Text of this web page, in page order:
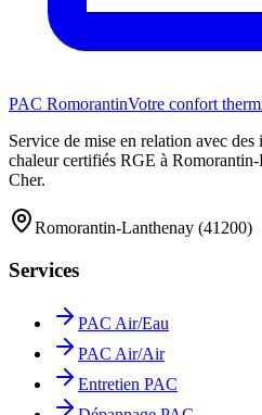
PAC RomorantinVotre confort
Service de mise en relation avec des
chaleur certifiés RGE à
Cher.
Romorantin-Lanthenay (41200)
Services
PAC Air/Eau
PAC Air/Air
Entretien PAC